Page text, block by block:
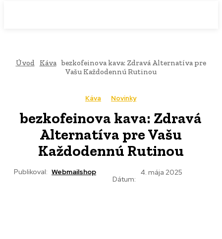
Úvod Káva bezkofeinova kava: Zdravá Alternatíva pre
Vašu Každodennú Rutinou
Káva Novinky
bezkofeinova kava: Zdravá
Alternatíva pre Vašu
Každodennú Rutinou
Publikoval: Webmailshop
Dátum:
4. mája 2025